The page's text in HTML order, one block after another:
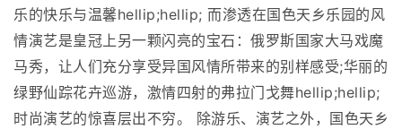
乐的快乐与温馨hellip;hellip; 而渗透在国色天乡乐园的风
情演艺是皇冠上另一颗闪亮的宝石：俄罗斯国家大马戏魔
马秀，让人们充分享受异国风情所带来的别样感受;华丽的
绿野仙踪花卉巡游，激情四射的弗拉门戈舞hellip;hellip;
时尚演艺的惊喜层出不穷。 除游乐、演艺之外，国色天乡